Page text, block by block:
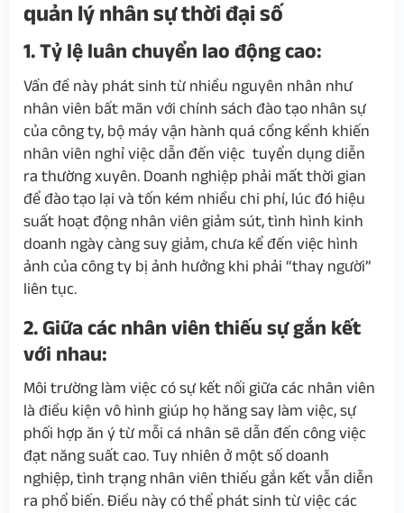
quản lý nhân sự thời đại số
1. Tỷ lệ luân chuyển lao động cao:
Vấn đề này phát sinh từ nhiều nguyên nhân như
nhân viên bất mãn với chính sách đào tạo nhân sự
của công ty, bộ máy vận hành quá cồng kềnh khiến
nhân viên nghỉ việc dẫn đến việc tuyển dụng diễn
ra thường xuyên. Doanh nghiệp phải mất thời gian
để đào tạo lại và tốn kém nhiều chi phí, lúc đó hiệu
suất hoạt động nhân viên giảm sút, tình hình kinh
doanh ngày càng suy giảm, chưa kể đến việc hình
ảnh của công ty bị ảnh hưởng khi phải “thay người”
liên tục.
2. Giữa các nhân viên thiếu sự gắn kết
với nhau:
Môi trường làm việc có sự kết nối giữa các nhân viên
là điều kiện vô hình giúp họ hăng say làm việc, sự
phối hợp ăn ý từ mỗi cá nhân sẽ dẫn đến công việc
đạt năng suất cao. Tuy nhiên ở một số doanh
nghiệp, tình trạng nhân viên thiếu gắn kết vẫn diễn
ra phổ biến. Điều này có thể phát sinh từ việc các